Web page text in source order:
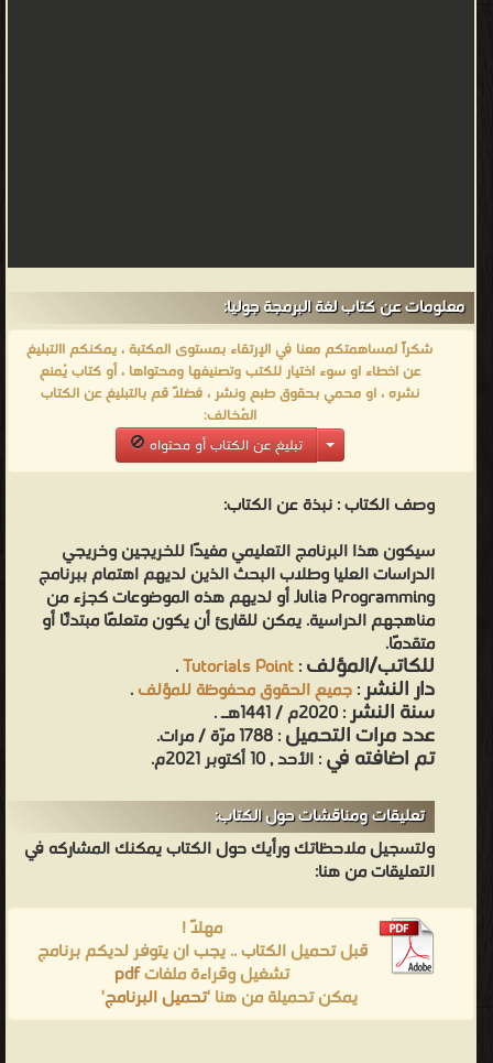
معلومات عن كتاب لغة البرمجة جوليا:
شكراً لمساهمتكم معنا في الإرتقاء بمستوى المكتبة ، يمكنكم االتبليغ
عن اخطاء او سوء اختيار للكتب وتصنيفها ومحتواها ، أو كتاب يُمنع
نشره ، او محمي بحقوق طبع ونشر ، فضلاً قم بالتبليغ عن الكتاب
المُخالف:
تبليغ عن الكتاب أو محتواه
وصف الكتاب :نبذة عن الكتاب:
سيكون هذا البرنامج التعليمي مفيدًا للخريجين وخريجي
الدراسات العليا وطلاب البحث الذين لديهم اهتمام ببرنامج
Julia Programming أو لديهم هذه الموضوعات كجزء من
مناهجهم الدراسية. يمكن للقارئ أن يكون متعلمًا مبتدئًا أو
متقدمًا.
للكاتب/المؤلف:
Tutorials Point
.
دار النشر:جميع الحقوق محفوظة للمؤلف.
سنة النشر: 2020م / 1441هـ .
عدد مرات التحميل: 1788 مرّة / مرات.
تم اضافته في: الأحد , 10 أكتوبر 2021م.
تعليقات ومناقشات حول الكتاب:
ولتسجيل ملاحظاتك ورأيك حول الكتاب يمكنك المشاركه في
التعليقات من هنا:
مهلاً !
قبل تحميل الكتاب .. يجب ان يتوفر لديكم برنامج
تشغيل وقراءة ملفاتpdf
يمكن تحميلة من هنا 'تحميل البرنامج'